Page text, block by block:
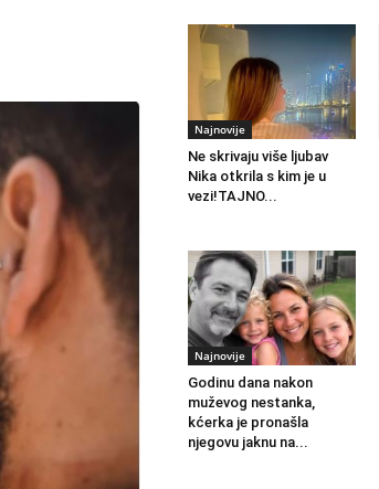
Najnovije
Ne skrivaju više ljubav
Nika otkrila s kim je u
vezi!TAJNO...
Najnovije
Godinu dana nakon
muževog nestanka,
kćerka je pronašla
njegovu jaknu na...